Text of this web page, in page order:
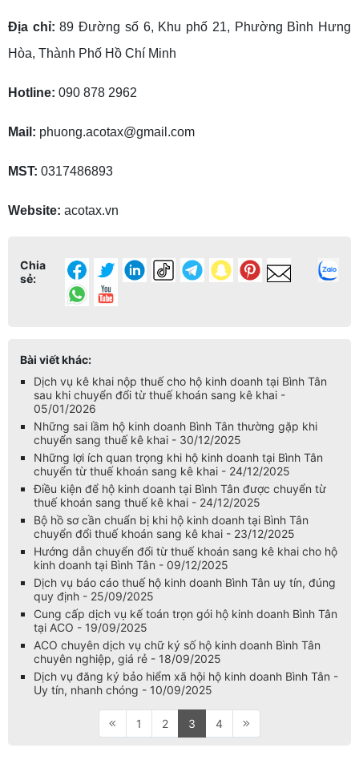
Địa chỉ:89 Đường số 6, Khu phố 21, Phường Bình Hưng
Hòa, Thành Phố Hồ Chí Minh
Hotline: 090 878 2962
Mail: phuong.acotax@gmail.com
MST: 0317486893
Website: acotax.vn
Chia
sẻ:
Bài viết khác:
Dịch vụ kê khai nộp thuế cho hộ kinh doanh tại Bình Tân
sau khi chuyển đổi từ thuế khoán sang kê khai -
05/01/2026
Những sai lầm hộ kinh doanh Bình Tân thường gặp khi
chuyển sang thuế kê khai - 30/12/2025
Những lợi ích quan trọng khi hộ kinh doanh tại Bình Tân
chuyển từ thuế khoán sang kê khai - 24/12/2025
Điều kiện để hộ kinh doanh tại Bình Tân được chuyển từ
thuế khoán sang thuế kê khai - 24/12/2025
Bộ hồ sơ cần chuẩn bị khi hộ kinh doanh tại Bình Tân
chuyển đổi thuế khoán sang kê khai - 23/12/2025
Hướng dẫn chuyển đổi từ thuế khoán sang kê khai cho hộ
kinh doanh tại Bình Tân - 09/12/2025
Dịch vụ báo cáo thuế hộ kinh doanh Bình Tân uy tín, đúng
quy định - 25/09/2025
Cung cấp dịch vụ kế toán trọn gói hộ kinh doanh Bình Tân
tại ACO - 19/09/2025
ACO chuyên dịch vụ chữ ký số hộ kinh doanh Bình Tân
chuyên nghiệp, giá rẻ - 18/09/2025
Dịch vụ đăng ký bảo hiểm xã hội hộ kinh doanh Bình Tân -
Uy tín, nhanh chóng - 10/09/2025
1 2 3 4